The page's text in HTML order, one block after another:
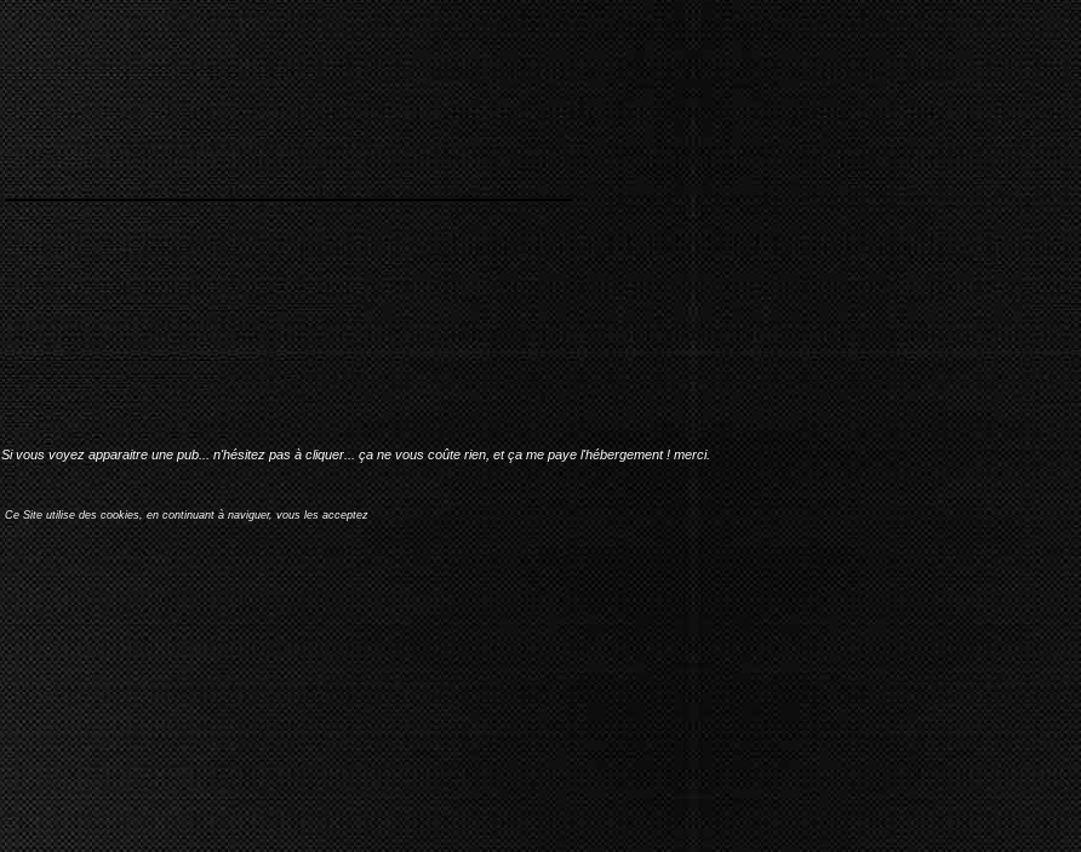
Si vous voyez apparaitre une pub... n'hésitez pas à cliquer... ça ne vous coûte rien, et ça me paye l'hébergement ! merci.
Ce Site utilise des cookies, en continuant à naviguer, vous les acceptez